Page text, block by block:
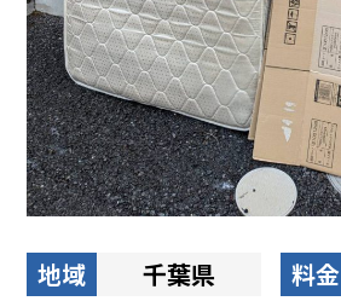
地域 千葉県 料金